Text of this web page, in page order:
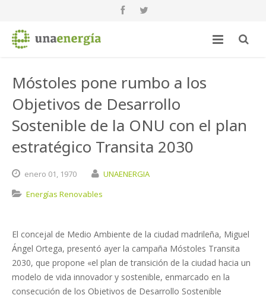
Móstoles pone rumbo a los
Objetivos de Desarrollo
Sostenible de la ONU con el plan
estratégico Transita 2030
enero 01, 1970
UNAENERGIA
Energías Renovables
El concejal de Medio Ambiente de la ciudad madrileña, Miguel
Ángel Ortega, presentó ayer la campaña Móstoles Transita
2030, que propone «el plan de transición de la ciudad hacia un
modelo de vida innovador y sostenible, enmarcado en la
consecución de los Objetivos de Desarrollo Sostenible